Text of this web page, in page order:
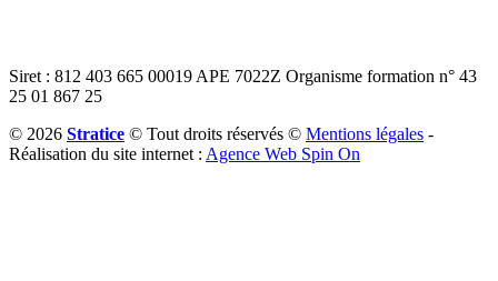
Siret : 812 403 665 00019 APE 7022Z Organisme formation n° 43
25 01 867 25
© 2026 Stratice © Tout droits réservés © Mentions légales -
Réalisation du site internet : Agence Web Spin On